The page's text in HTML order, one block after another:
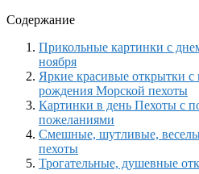
Содержание
Прикольные картинки с
ноября
Яркие красивые открытки
рождения Морской пехоты
Картинки в день Пехоты с
пожеланиями
Смешные, шутливые,
пехоты
Трогательные, душевные